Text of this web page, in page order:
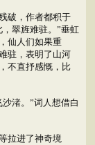
破，作者都积于
翠旌难驻。”垂虹
仙人们如果重
驻，表明了山河
不直抒感慨，比
渚。”词人想借白
拉进了神奇境